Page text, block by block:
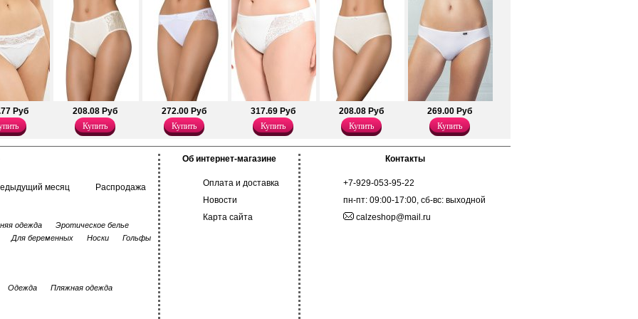
повседневногонижнего белья.
Хлопок 95%
Эластан 5%
самой чувствительной кожи.
Полиамид 26%
Хлопок 56%
Эластан 18%
классичсеких цветах.
Полиамид 26%
Хлопок 67%
Эластан 7%
Руб
208.08 Руб
Купить
272.00 Руб
Купить
317.69 Руб
Купить
208.08 Руб
Купить
269.00 Руб
Купить
месяц
Распродажа
одежда
Эротическое белье
Для беременных Носки
Гольфы
Одежда Пляжная одежда
Об интернет-магазине
Оплата и доставка
Новости
Карта сайта
Контакты
+7-929-053-95-22
пн-пт: 09:00-17:00, сб-вс: выходной
calzeshop@mail.ru